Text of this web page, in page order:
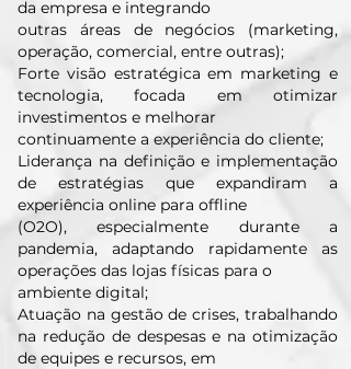
da empresa e integrando
outras áreas de negócios (marketing,
operação, comercial, entre outras);
Forte visão estratégica em marketing e
tecnologia, focada em otimizar
investimentos e melhorar
continuamente a experiência do cliente;
Liderança na definição e implementação
de estratégias que expandiram a
experiência online para offline
(O2O), especialmente durante a
pandemia, adaptando rapidamente as
operações das lojas físicas para o
ambiente digital;
Atuação na gestão de crises, trabalhando
na redução de despesas e na otimização
de equipes e recursos, em